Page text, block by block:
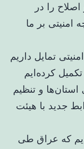
را در
امنیتی بر ما
تمایل داریم
کرده‌ایم
استان‌ها و تنظیم
جدید با هیئت
که عراق طی